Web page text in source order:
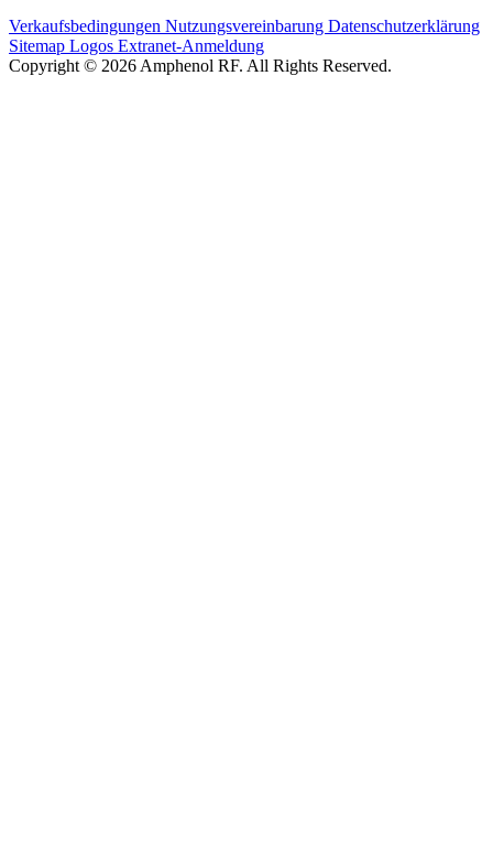
Verkaufsbedingungen Nutzungsvereinbarung Datenschutzerklärung
Sitemap Logos Extranet-Anmeldung
Copyright © 2026 Amphenol RF. All Rights Reserved.